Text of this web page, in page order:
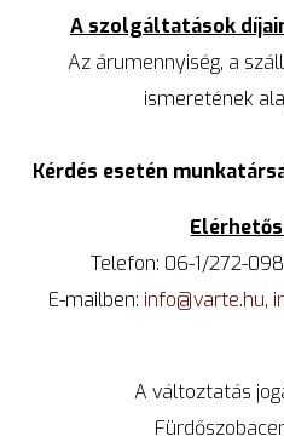
A szolgáltatások
Az árumennyiség, a
ismeretének
Kérdés esetén
Telefon: 06-1/272-
E-mailben: info@varte.hu,
A változtatás